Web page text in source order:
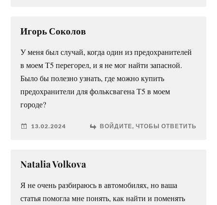
Игорь Соколов
У меня был случай, когда один из предохранителей
в моем Т5 перегорел, и я не мог найти запасной.
Было бы полезно узнать, где можно купить
предохранители для фольксвагена Т5 в моем
городе?
13.02.2024 ВОЙДИТЕ, ЧТОБЫ ОТВЕТИТЬ
Natalia Volkova
Я не очень разбираюсь в автомобилях, но ваша
статья помогла мне понять, как найти и поменять